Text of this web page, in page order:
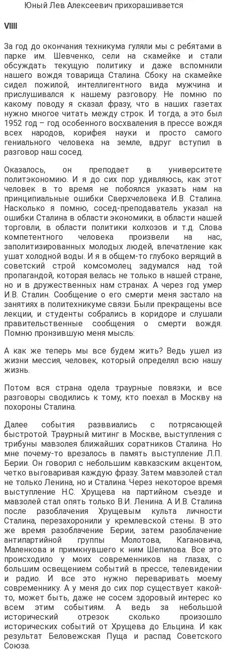
Юный Лев Алексеевич прихорашивается
VIIII
За год до окончания техникума гуляли мы с ребятами в
парке им. Шевченко, сели на скамейке и стали
обсуждать текущую политику и даже вспомнили
нашего вождя товарища Сталина. Сбоку на скамейке
сидел пожилой, интеллигентного вида мужчина и
прислушивался к нашему разговору. Не помню по
какому поводу я сказал фразу, что в наших газетах
нужно многое читать между строк. И тогда, а это был
1952 год – год особенного восхваления в прессе вождя
всех народов, корифея науки и просто самого
гениального человека на земле, вдруг вступил в
разговор наш сосед.
Оказалось, он преподает в университете
политэкономию. И я до сих пор удивляюсь, как этот
человек в то время не побоялся указать нам на
принципиальные ошибки Сверхчеловека И.В. Сталина.
Насколько я помню, сосед-преподаватель указал на
ошибки Сталина в области экономики, в области нашей
торговли, в области политики колхозов и т.д. Слова
компетентного человека произвели на нас,
заполитизированных молодых людей, впечатление как
ушат холодной воды. И я в общем-то глубоко верящий в
советский строй комсомолец задумался над той
пропагандой, которая велась не только в нашей стране,
но и в дружественных нам странах. А через год умер
И.В. Сталин. Сообщение о его смерти меня застало на
занятиях в политехникуме связи. Были прекращены все
лекции, и студенты собрались в коридоре и слушали
правительственные сообщения о смерти вождя.
Помню пронзившую меня мысль:
А как же теперь мы все будем жить? Ведь ушел из
жизни мессия, человек, который определял всю нашу
жизнь.
Потом вся страна одела траурные повязки, и все
разговоры сводились к тому, кто поехал в Москву на
похороны Сталина.
Далее события разввиались с потрясающей
быстротой. Траурный митинг в Москве, выступления с
трибуны мавзолея ближайших соратников Сталина. Но
мне почему-то врезалось в память выступление Л.П.
Берии. Он говорил с небольшим кавказским акцентом,
четко выговаривая каждую фразу. Затем мавзолей стал
не только Ленина, но и Сталина. Через некоторое время
выступление Н.С. Хрущева на партийном съезде и
мавзолей стал опять только В.И. Ленина. А И.В. Сталина
после разоблачения Хрущевым культа личности
Сталина, перезахоронили у кремлевской стены. В это
же время разоблачение Берии, затем разоблачение
антипартийной группы Молотова, Кагановича,
Маленкова и примкнувшего к ним Шепилова. Все это
происходило у моих современников на глазах, с
большим освещением событий в прессе, телевидении
и радио. И все это нужно переваривать моему
современнику. А у меня до сих пор существует какой-
то, может быть, даже не сосем здоровый интерес ко
всем этим событиям. А ведь за небольшой
исторический отрезок сколько произошло
исторических событий от Хрущева до Ельцина. И как
результат Беловежская Пуща и распад Советского
Союза.